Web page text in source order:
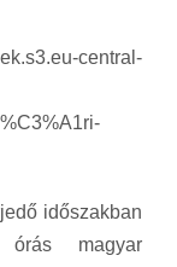
central-
időszakban
magyar